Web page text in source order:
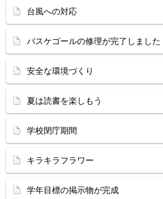
台風への対応
バスケゴールの修理が完了しました
安全な環境づくり
夏は読書を楽しもう
学校閉庁期間
キラキラフラワー
学年目標の掲示物が完成